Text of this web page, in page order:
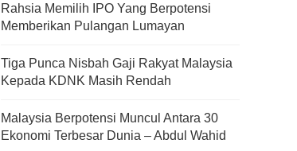
Rahsia Memilih IPO Yang Berpotensi
Memberikan Pulangan Lumayan
Tiga Punca Nisbah Gaji Rakyat Malaysia
Kepada KDNK Masih Rendah
Malaysia Berpotensi Muncul Antara 30
Ekonomi Terbesar Dunia – Abdul Wahid